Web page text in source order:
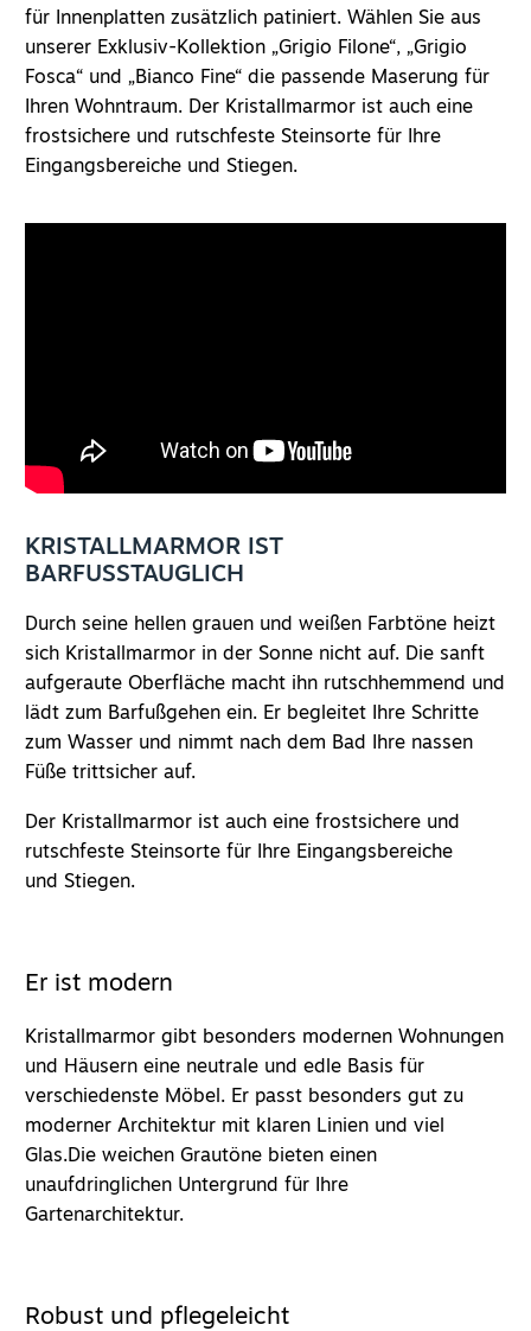
für Innenplatten zusätzlich patiniert. Wählen Sie aus
unserer Exklusiv-Kollektion „Grigio Filone“, „Grigio
Fosca“ und „Bianco Fine“ die passende Maserung für
Ihren Wohntraum. Der Kristallmarmor ist auch eine
frostsichere und rutschfeste Steinsorte für Ihre
Eingangsbereiche undStiegen.
KRISTALLMARMOR IST
BARFUSSTAUGLICH
Durch seine hellen grauen und weißen Farbtöne heizt
sich Kristallmarmor in der Sonne nicht auf. Die sanft
aufgeraute Oberfläche macht ihn rutschhemmend und
lädt zum Barfußgehen ein. Er begleitet Ihre Schritte
zum Wasser und nimmt nach dem Bad Ihre nassen
Füße trittsicher auf.
Der Kristallmarmor ist auch eine frostsichere und
rutschfeste Steinsorte für Ihre Eingangsbereiche
undStiegen.
Er ist modern
Kristallmarmor gibt besonders modernen Wohnungen
und Häusern eine neutrale und edle Basis für
verschiedenste Möbel. Er passt besonders gut zu
moderner Architektur mit klaren Linien und viel
Glas.Die weichen Grautöne bieten einen
unaufdringlichen Untergrund für Ihre
Gartenarchitektur.
Robust und pflegeleicht